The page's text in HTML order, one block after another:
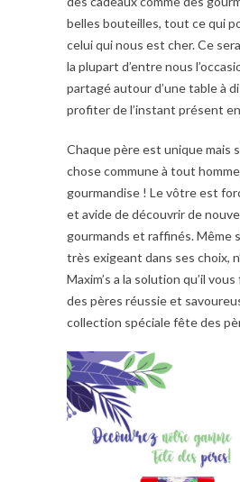
belles bouteilles, tout ce qui
celui qui nous est cher. Ce
la plupart d’entre nous
partagé autour d’une table à
profiter de l’instant présent
Chaque père est unique mais
chose commune à tout
gourmandise ! Le vôtre est
et avide de découvrir de
gourmands et raffinés. Même
très exigeant dans ses choix,
Maxim’s a la solution qu’il
des pères réussie et
collection spéciale fête des